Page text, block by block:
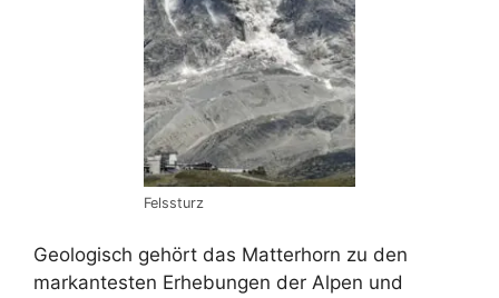
Felssturz
Geologisch gehört das Matterhorn zu den
markantesten Erhebungen der Alpen und